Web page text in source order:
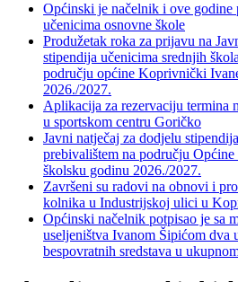
Općinski je načelnik i ove
učenicima osnovne škole
Produžetak roka za prijavu na
stipendija učenicima srednjih
području općine Koprivnički
2026./2027.
Aplikacija za rezervaciju termina
u sportskom centru Goričko
Javni natječaj za dodjelu
prebivalištem na području
školsku godinu 2026./2027.
Završeni su radovi na obnovi i
kolnika u Industrijskoj ulici u
Općinski načelnik potpisao je sa
useljeništva Ivanom Šipićom dva
bespovratnih sredstava u